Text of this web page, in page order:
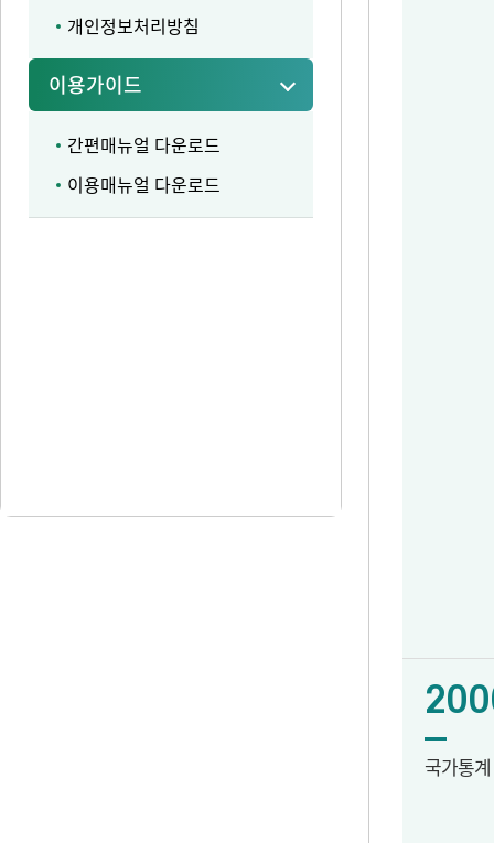
개인정보처리방침
이용가이드
간편매뉴얼 다운로드
이용매뉴얼 다운로드
국가통